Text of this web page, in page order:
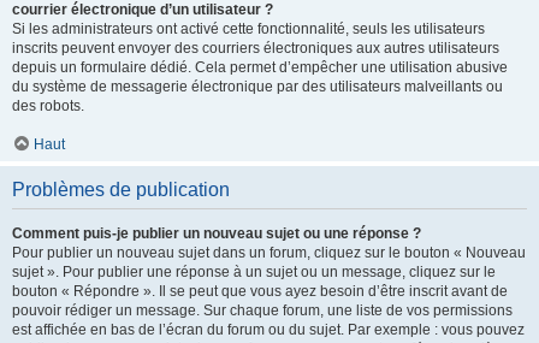
courrier électronique d’un utilisateur ?
Si les administrateurs ont activé cette fonctionnalité, seuls les utilisateurs
inscrits peuvent envoyer des courriers électroniques aux autres utilisateurs
depuis un formulaire dédié. Cela permet d’empêcher une utilisation abusive
du système de messagerie électronique par des utilisateurs malveillants ou
des robots.
Haut
Problèmes de publication
Comment puis-je publier un nouveau sujet ou une réponse ?
Pour publier un nouveau sujet dans un forum, cliquez sur le bouton « Nouveau
sujet ». Pour publier une réponse à un sujet ou un message, cliquez sur le
bouton « Répondre ». Il se peut que vous ayez besoin d’être inscrit avant de
pouvoir rédiger un message. Sur chaque forum, une liste de vos permissions
est affichée en bas de l’écran du forum ou du sujet. Par exemple : vous pouvez